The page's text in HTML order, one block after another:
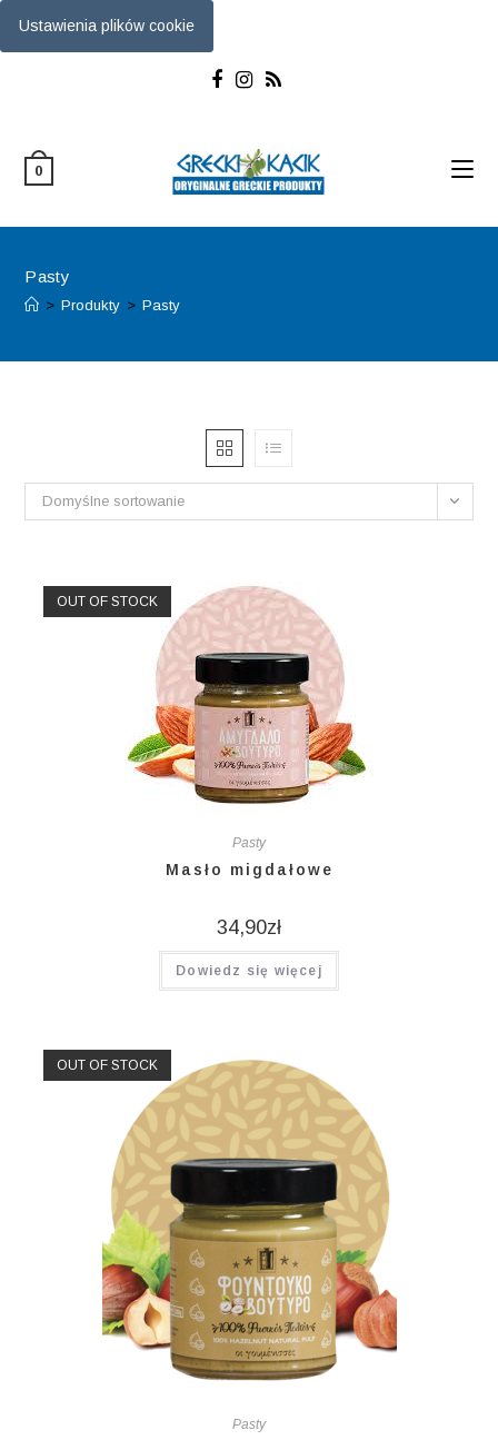
Ustawienia plików cookie
0
Pasty
> Produkty > Pasty
Domyślne sortowanie
OUT OF STOCK
Pasty
Masło migdałowe
34,90zł
Dowiedz się więcej
OUT OF STOCK
Pasty